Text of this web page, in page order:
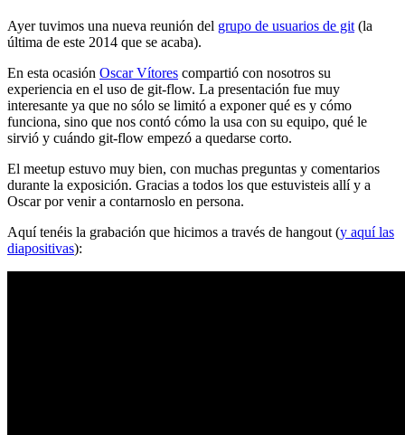
Ayer tuvimos una nueva reunión del grupo de usuarios de git (la
última de este 2014 que se acaba).
En esta ocasión Oscar Vítores compartió con nosotros su
experiencia en el uso de git-flow. La presentación fue muy
interesante ya que no sólo se limitó a exponer qué es y cómo
funciona, sino que nos contó cómo la usa con su equipo, qué le
sirvió y cuándo git-flow empezó a quedarse corto.
El meetup estuvo muy bien, con muchas preguntas y comentarios
durante la exposición. Gracias a todos los que estuvisteis allí y a
Oscar por venir a contarnoslo en persona.
Aquí tenéis la grabación que hicimos a través de hangout (y aquí las
diapositivas):